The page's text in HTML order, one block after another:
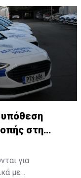
στη
για
με